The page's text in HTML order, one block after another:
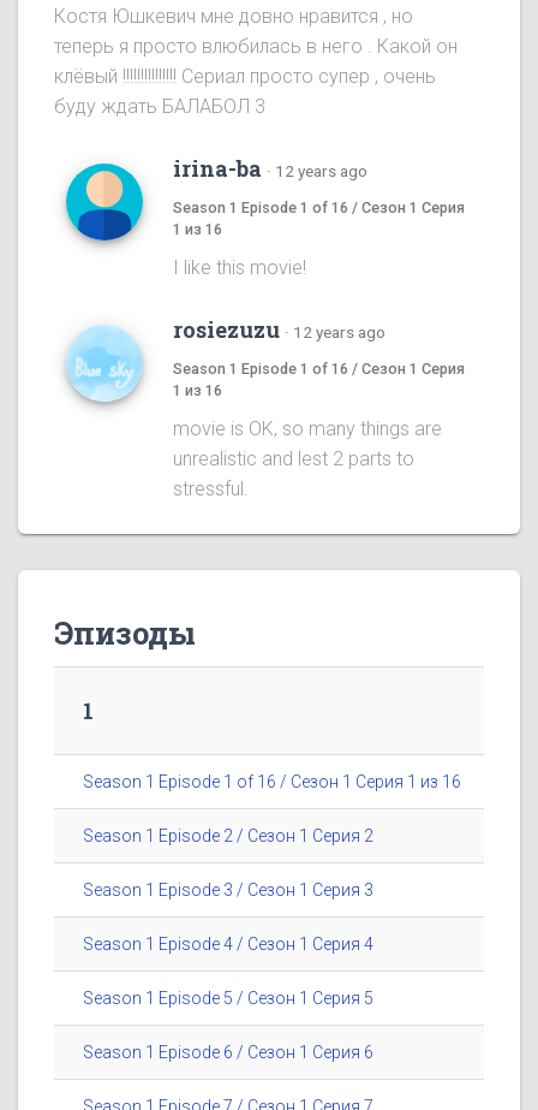
Костя Юшкевич мне довно нравится , но
теперь я просто влюбилась в него . Какой он
клёвый !!!!!!!!!!!!!!! Сериал просто супер , очень
буду ждать БАЛАБОЛ 3
irina-ba · 12 years ago
Season 1 Episode 1 of 16 / Сезон 1 Серия
1 из 16
I like this movie!
rosiezuzu · 12 years ago
Season 1 Episode 1 of 16 / Сезон 1 Серия
1 из 16
movie is OK, so many things are
unrealistic and lest 2 parts to
stressful.
Эпизоды
1
Season 1 Episode 1 of 16 / Сезон 1 Серия 1 из 16
Season 1 Episode 2 / Сезон 1 Серия 2
Season 1 Episode 3 / Сезон 1 Серия 3
Season 1 Episode 4 / Сезон 1 Серия 4
Season 1 Episode 5 / Сезон 1 Серия 5
Season 1 Episode 6 / Сезон 1 Серия 6